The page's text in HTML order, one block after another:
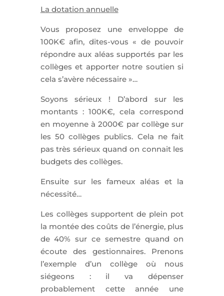
La dotation annuelle
Vous proposez une enveloppe de
100K€ afin, dites-vous « de pouvoir
répondre aux aléas supportés par les
collèges et apporter notre soutien si
cela s’avère nécessaire »…
Soyons sérieux ! D’abord sur les
montants : 100K€, cela correspond
en moyenne à 2000€ par collège sur
les 50 collèges publics. Cela ne fait
pas très sérieux quand on connait les
budgets des collèges.
Ensuite sur les fameux aléas et la
nécessité…
Les collèges supportent de plein pot
la montée des coûts de l’énergie, plus
de 40% sur ce semestre quand on
écoute des gestionnaires. Prenons
l’exemple d’un collège où nous
siégeons : il va dépenser
probablement cette année une